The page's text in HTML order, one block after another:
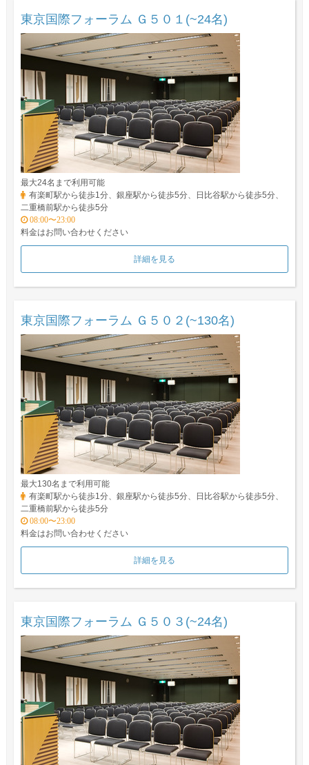
東京国際フォーラム Ｇ５０１(~24名)
最大24名まで利用可能
有楽町駅から徒歩1分、銀座駅から徒歩5分、日比谷駅から徒歩5分、
二重橋前駅から徒歩5分
08:00〜23:00
料金はお問い合わせください
詳細を見る
東京国際フォーラム Ｇ５０２(~130名)
最大130名まで利用可能
有楽町駅から徒歩1分、銀座駅から徒歩5分、日比谷駅から徒歩5分、
二重橋前駅から徒歩5分
08:00〜23:00
料金はお問い合わせください
詳細を見る
東京国際フォーラム Ｇ５０３(~24名)